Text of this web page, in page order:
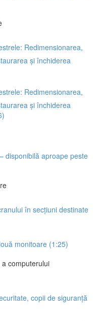
Redimensionarea,
și închiderea
Redimensionarea,
și închiderea
disponibilă aproape peste
în secțiuni destinate
monitoare (1:25)
computerului
copii de siguranță